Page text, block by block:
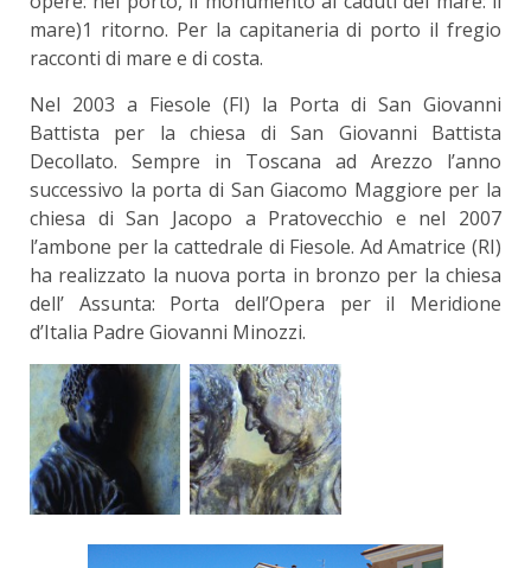
mare)1 ritorno. Per la capitaneria di porto il fregio
racconti di mare e di costa.
Nel 2003 a Fiesole (FI) la Porta di San Giovanni
Battista per la chiesa di San Giovanni Battista
Decollato. Sempre in Toscana ad Arezzo l’anno
successivo la porta di San Giacomo Maggiore per la
chiesa di San Jacopo a Pratovecchio e nel 2007
l’ambone per la cattedrale di Fiesole. Ad Amatrice (RI)
ha realizzato la nuova porta in bronzo per la chiesa
dell’ Assunta: Porta dell’Opera per il Meridione
d’Italia Padre Giovanni Minozzi.